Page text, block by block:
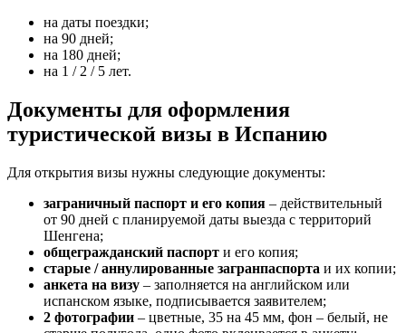
на даты поездки;
на 90 дней;
на 180 дней;
на 1 / 2 / 5 лет.
Документы для оформления
туристической визы в Испанию
Для открытия визы нужны следующие документы:
заграничный паспорт и его копия – действительный
от 90 дней с планируемой даты выезда с территорий
Шенгена;
общегражданский паспорт и его копия;
старые / аннулированные загранпаспорта и их копии;
анкета на визу – заполняется на английском или
испанском языке, подписывается заявителем;
2 фотографии – цветные, 35 на 45 мм, фон – белый, не